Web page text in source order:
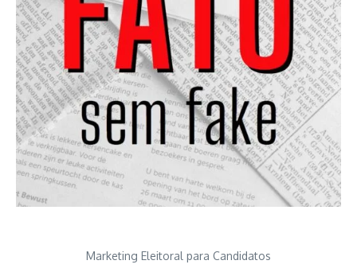
Marketing Eleitoral para Candidatos